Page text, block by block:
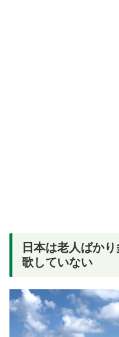
日本は老人ばか
歌していない